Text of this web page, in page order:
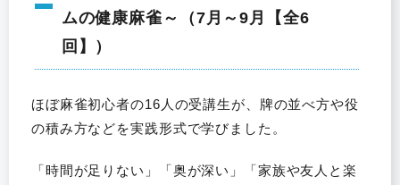
ムの健康麻雀～（7月～9月【全6
回】）
ほぼ麻雀初心者の16人の受講生が、牌の並べ方や役
の積み方などを実践形式で学びました。
「時間が足りない」「奥が深い」「家族や友人と楽